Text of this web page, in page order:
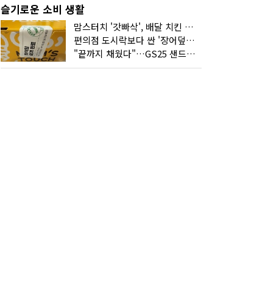
슬기로운 소비 생활
맘스터치 '갓빠삭', 배달 치킨 선입견을 바꿨다
편의점 도시락보다 싼 '장어덮밥'…오뚜기가 해냈다
"끝까지 채웠다"…GS25 샌드위치의 달라진 '속'사정